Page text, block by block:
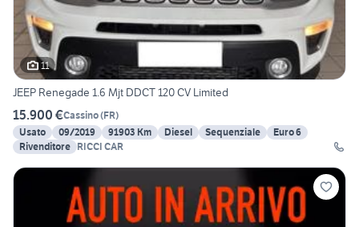
11
JEEP Renegade 1.6 Mjt DDCT 120 CV Limited
15.900 €Cassino(FR)
Usato
09/2019 91903 Km Diesel Sequenziale
Euro 6
Rivenditore RICCI CAR